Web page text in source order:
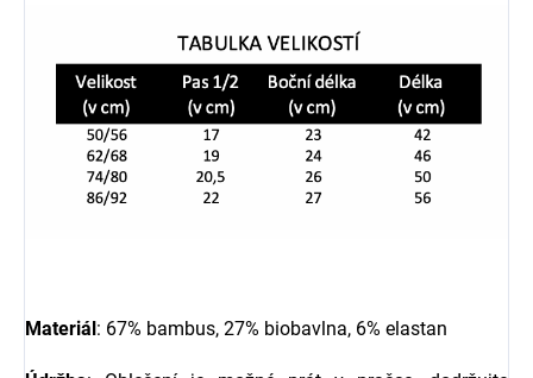
Materiál: 67% bambus, 27% biobavlna, 6% elastan